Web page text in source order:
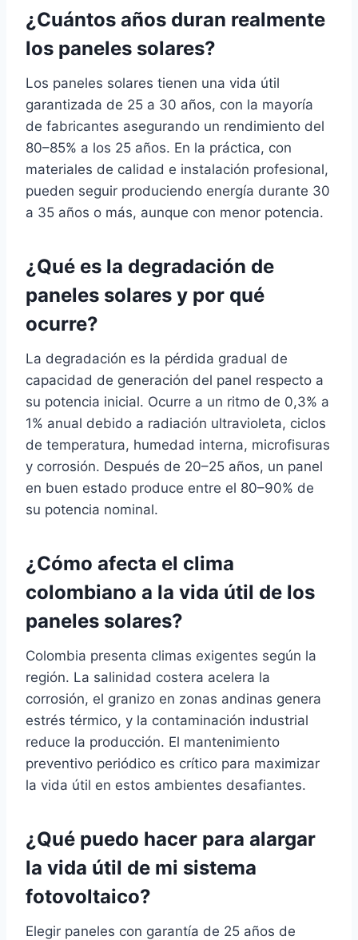
¿Cuántos años duran realmente
los paneles solares?
Los paneles solares tienen una vida útil
garantizada de 25 a 30 años, con la mayoría
de fabricantes asegurando un rendimiento del
80–85% a los 25 años. En la práctica, con
materiales de calidad e instalación profesional,
pueden seguir produciendo energía durante 30
a 35 años o más, aunque con menor potencia.
¿Qué es la degradación de
paneles solares y por qué
ocurre?
La degradación es la pérdida gradual de
capacidad de generación del panel respecto a
su potencia inicial. Ocurre a un ritmo de 0,3% a
1% anual debido a radiación ultravioleta, ciclos
de temperatura, humedad interna, microfisuras
y corrosión. Después de 20–25 años, un panel
en buen estado produce entre el 80–90% de
su potencia nominal.
¿Cómo afecta el clima
colombiano a la vida útil de los
paneles solares?
Colombia presenta climas exigentes según la
región. La salinidad costera acelera la
corrosión, el granizo en zonas andinas genera
estrés térmico, y la contaminación industrial
reduce la producción. El mantenimiento
preventivo periódico es crítico para maximizar
la vida útil en estos ambientes desafiantes.
¿Qué puedo hacer para alargar
la vida útil de mi sistema
fotovoltaico?
Elegir paneles con garantía de 25 años de